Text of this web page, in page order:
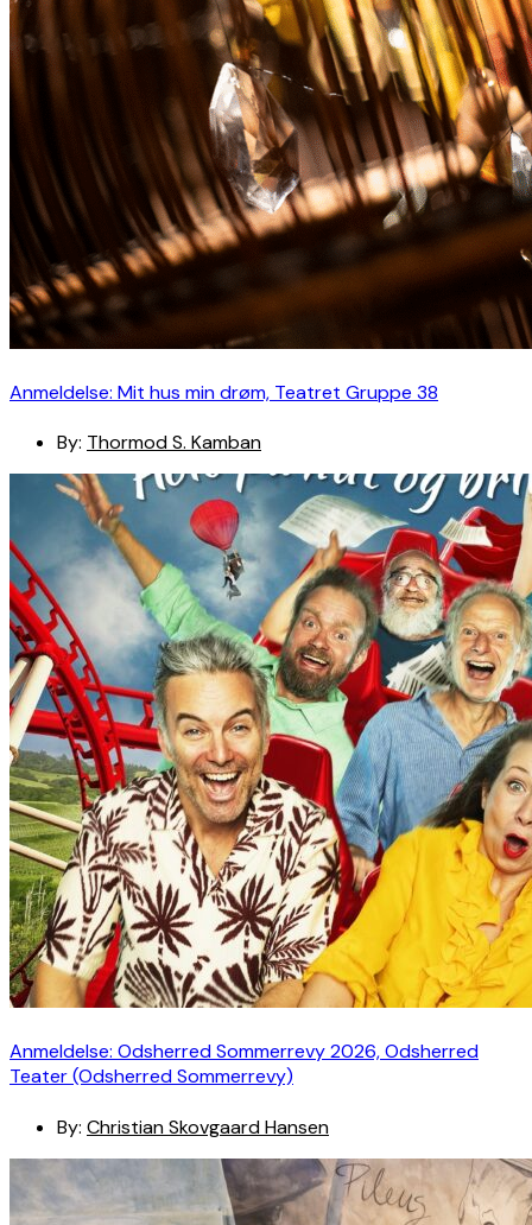
Anmeldelse: Mit hus min drøm, Teatret Gruppe 38
By: Thormod S. Kamban
Anmeldelse: Odsherred Sommerrevy 2026, Odsherred
Teater (Odsherred Sommerrevy)
By: Christian Skovgaard Hansen